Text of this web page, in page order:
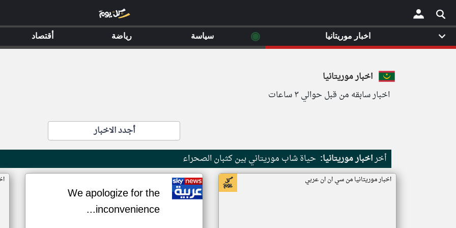
×
اخبار موريتانيا
اخبار سابقه من قبل حوالي ٣ ساعات
أجدد الاخبار
أخراخبار موريتانيا: حياة شاب موريتاني بين كثبان الصحراء
اخبار موريتانيا من سي ان ان عربي
We apologize for the
inconvenience...
اخبار موريتانيا ◉ سياسة رياضة أقتصاد